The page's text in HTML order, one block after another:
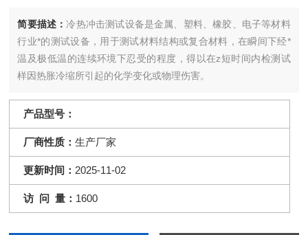
简要描述：冷热冲击测试设备是金属、塑料、橡胶、电子等材料
行业*的测试设备，用于测试材料结构或复合材料，在瞬间下经*
温及极低温的连续环境下忍受的程度，得以在z短时间内检测试
样因热胀冷缩所引起的化学变化或物理伤害。
产品型号：
厂商性质：生产厂家
更新时间： 2025-11-02
访 问 量： 1600